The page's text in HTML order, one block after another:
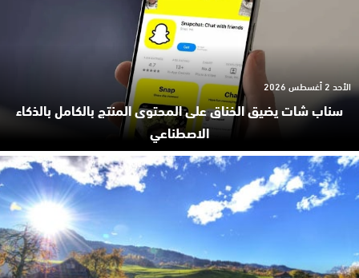
سناب شات يضيق الخناق على المحتوى المنتج بالكامل بالذكاء
الاصطناعي
الأحد 2 أغسطس 2026